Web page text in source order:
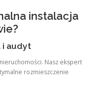
instalacja
i audyt
Nasz ekspert
rozmieszczenie